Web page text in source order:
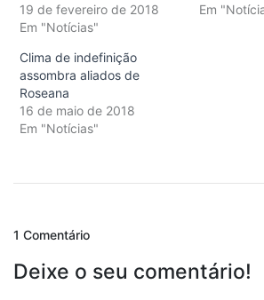
19 de fevereiro de 2018
Em "Notícias"
Em
Clima de indefinição
assombra aliados de
Roseana
16 de maio de 2018
Em "Notícias"
1 Comentário
Deixe o seu comentário!